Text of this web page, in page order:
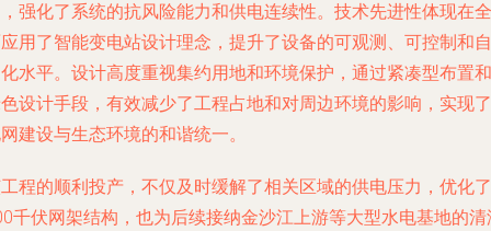
强化了系统的抗风险能力和供电连续性。技术先进性体现在全
用了智能变电站设计理念，提升了设备的可观测、可控制和自
水平。设计高度重视集约用地和环境保护，通过紧凑型布置和
设计手段，有效减少了工程占地和对周边环境的影响，实现了
建设与生态环境的和谐统一。
程的顺利投产，不仅及时缓解了相关区域的供电压力，优化了
千伏网架结构，也为后续接纳金沙江上游等大型水电基地的清